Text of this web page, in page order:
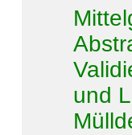
und